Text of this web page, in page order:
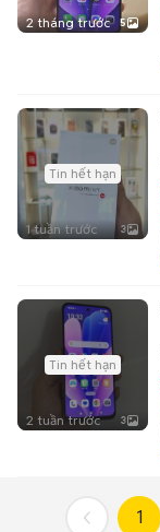
2 tháng trước 5
Tin hết hạn
1 tuần trước 3
Tin hết hạn
2 tuần trước 3
1